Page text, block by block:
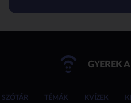
GYEREK
SZÓTÁR TÉMÁK KVÍZEK